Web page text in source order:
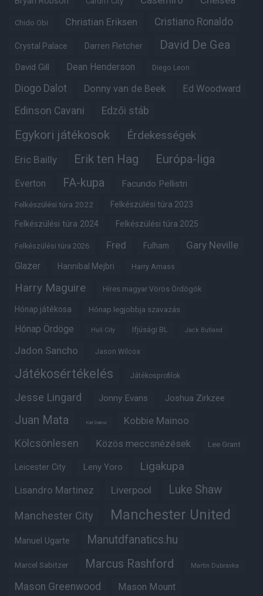
Chido Obi Christian Eriksen Cristiano Ronaldo
Crystal Palace Darren Fletcher David De Gea
David Gill Dean Henderson Diego Leon
Diogo Dalot Donny van de Beek Ed Woodward
Edinson Cavani Edzői stáb
Egykori játékosok Érdekességek
Eric Bailly Erik ten Hag Európa-liga
Everton FA-kupa Facundo Pellistri
Felkészülési túra 2022 Felkészülési túra 2023
Felkészülési túra 2024 Felkészülési túra 2025
Felkészülési túra 2026 Fred Fulham Gary Neville
Glazer Hannibal Mejbri Harry Amass
Harry Maguire Híres magyar Vörös Ördögök
Hónap játékosa Hónap legjobbja szavazás
Hónap Ördöge Hull City Ifjúsági BL Jack Butland
Jadon Sancho Jason Wilcox
Játékosértékelés Játékosprofilok
Jesse Lingard Jonny Evans Joshua Zirkzee
Juan Mata Karl Darlow Kobbie Mainoo
Kölcsönlesen Közös meccsnézések Lee Grant
Leicester City Leny Yoro Ligakupa
Lisandro Martinez Liverpool Luke Shaw
Manchester City Manchester United
Manuel Ugarte Manutdfanatics.hu
Marcel Sabitzer Marcus Rashford Martin Dubravka
Mason Greenwood Mason Mount